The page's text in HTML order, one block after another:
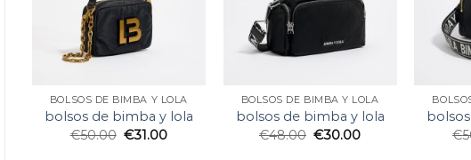
BOLSOS DE BIMBA Y LOLA
bolsos de bimba y lola
€50.00 €31.00
BOLSOS DE BIMBA Y LOLA
bolsos de bimba y lola
€48.00 €30.00
€